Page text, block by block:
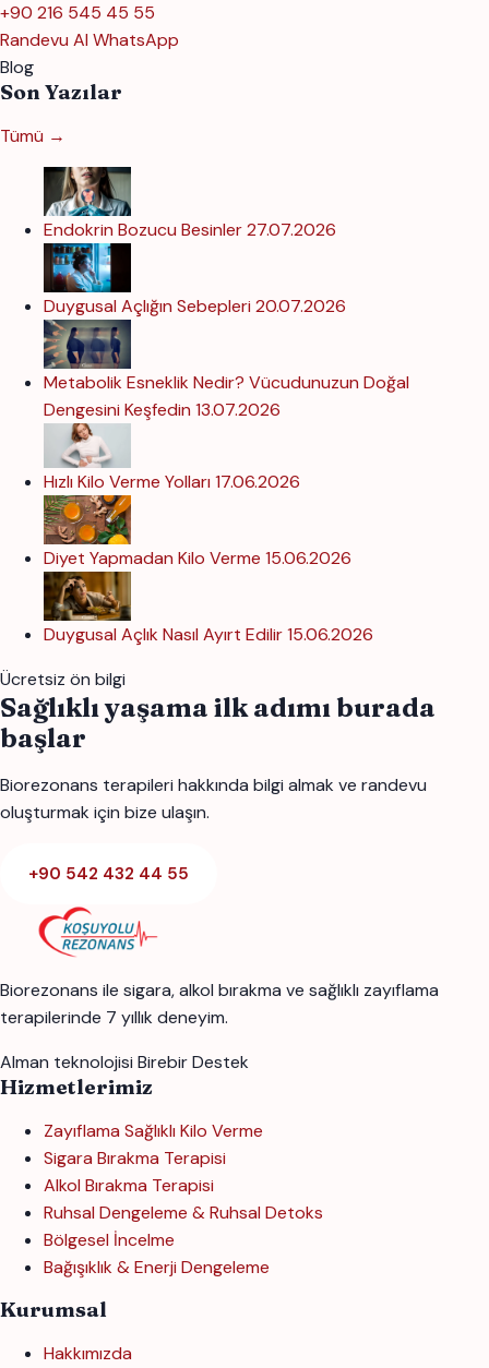
+90 216 545 45 55
Randevu Al WhatsApp
Blog
Son Yazılar
Tümü →
Endokrin Bozucu Besinler27.07.2026
Duygusal Açlığın Sebepleri 20.07.2026
Metabolik Esneklik Nedir? Vücudunuzun Doğal
Dengesini Keşfedin 13.07.2026
Hızlı Kilo Verme Yolları 17.06.2026
Diyet Yapmadan Kilo Verme 15.06.2026
Duygusal Açlık Nasıl Ayırt Edilir15.06.2026
Ücretsiz ön bilgi
Sağlıklı yaşama ilk adımı burada
başlar
Biorezonans terapileri hakkında bilgi almak ve randevu
oluşturmak için bize ulaşın.
+90 542 432 44 55
Biorezonans ile sigara, alkol bırakma ve sağlıklı zayıflama
terapilerinde 7 yıllık deneyim.
Alman teknolojisi Birebir Destek
Hizmetlerimiz
Zayıflama Sağlıklı Kilo Verme
Sigara Bırakma Terapisi
Alkol Bırakma Terapisi
Ruhsal Dengeleme & Ruhsal Detoks
Bölgesel İncelme
Bağışıklık & Enerji Dengeleme
Kurumsal
Hakkımızda